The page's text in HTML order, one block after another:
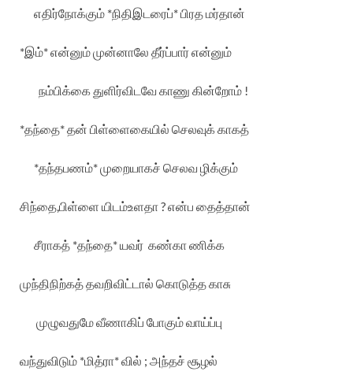
எதிர்நோக்கும் *நிதிஇடரைப்*பிரதமர்தான்
*இம்*என்னும்முன்னாலே தீர்ப்பார்என்னும்
நம்பிக்கைதுளிர்விடவே காணு கின்றோம் !
*தந்தை*தன் பிள்ளைகையில் செலவுக்காகத்
*தந்தபணம்*முறையாகச் செலவ ழிக்கும்
சிந்தை,பிள்ளை யிடம்உளதா?என்ப தைத்தான்
சீராகத் *தந்தை*யவர் கண்காணிக்க
முந்திநிற்கத்தவறிவிட்டால் கொடுத்தகாசு
முழுவதுமேவீணாகிப் போகும்வாய்ப்பு
வந்துவிடும் *மித்ரா*வில் ; அந்தச் சூழல்